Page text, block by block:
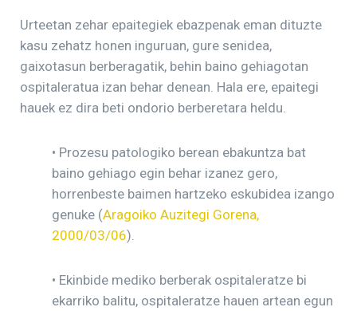
Urteetan zehar epaitegiek ebazpenak eman dituzte
kasu zehatz honen inguruan, gure senidea,
gaixotasun berberagatik, behin baino gehiagotan
ospitaleratua izan behar denean. Hala ere, epaitegi
hauek ez dira beti ondorio berberetara heldu.
• Prozesu patologiko berean ebakuntza bat
baino gehiago egin behar izanez gero,
horrenbeste baimen hartzeko eskubidea izango
genuke (Aragoiko Auzitegi Gorena,
2000/03/06).
• Ekinbide mediko berberak ospitaleratze bi
ekarriko balitu, ospitaleratze hauen artean egun